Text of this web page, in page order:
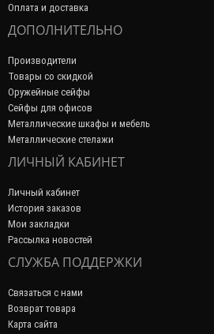
Оплата и доставка
ДОПОЛНИТЕЛЬНО
Производители
Товары со скидкой
Оружейные сейфы
Сейфы для офисов
Металлические шкафы и мебель
Металлические стелажи
ЛИЧНЫЙ КАБИНЕТ
Личный кабинет
История заказов
Мои закладки
Рассылка новостей
СЛУЖБА ПОДДЕРЖКИ
Связаться с нами
Возврат товара
Карта сайта